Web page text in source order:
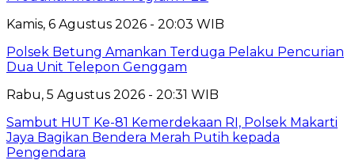
Kamis, 6 Agustus 2026 - 20:03 WIB
Polsek Betung Amankan Terduga Pelaku Pencurian
Dua Unit Telepon Genggam
Rabu, 5 Agustus 2026 - 20:31 WIB
Sambut HUT Ke-81 Kemerdekaan RI, Polsek Makarti
Jaya Bagikan Bendera Merah Putih kepada
Pengendara